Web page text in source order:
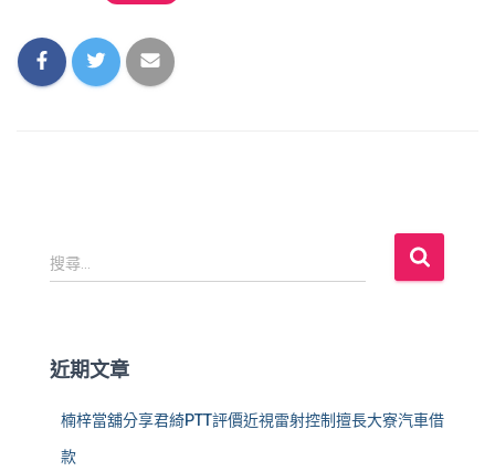
搜
尋
:
搜尋...
近期文章
楠梓當舖分享君綺PTT評價近視雷射控制擅長大寮汽車借
款